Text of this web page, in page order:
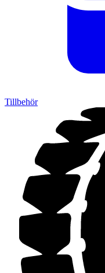
Tillbehör